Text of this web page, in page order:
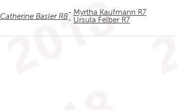
Catherine Basler R8- Myrtha Kaufmann R7
- Ursula Felber R7